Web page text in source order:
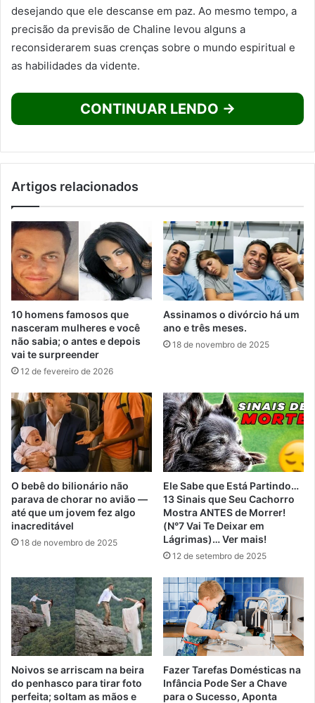
desejando que ele descanse em paz. Ao mesmo tempo, a
precisão da previsão de Chaline levou alguns a
reconsiderarem suas crenças sobre o mundo espiritual e
as habilidades da vidente.
CONTINUAR LENDO →
Artigos relacionados
10 homens famosos que
nasceram mulheres e você
não sabia; o antes e depois
vai te surpreender
12 de fevereiro de 2026
Assinamos o divórcio há um
ano e três meses.
18 de novembro de 2025
O bebê do bilionário não
parava de chorar no avião —
até que um jovem fez algo
inacreditável
18 de novembro de 2025
Ele Sabe que Está Partindo…
13 Sinais que Seu Cachorro
Mostra ANTES de Morrer!
(N°7 Vai Te Deixar em
Lágrimas)… Ver mais!
12 de setembro de 2025
Noivos se arriscam na beira
do penhasco para tirar foto
perfeita; soltam as mãos e
Fazer Tarefas Domésticas na
Infância Pode Ser a Chave
para o Sucesso, Aponta